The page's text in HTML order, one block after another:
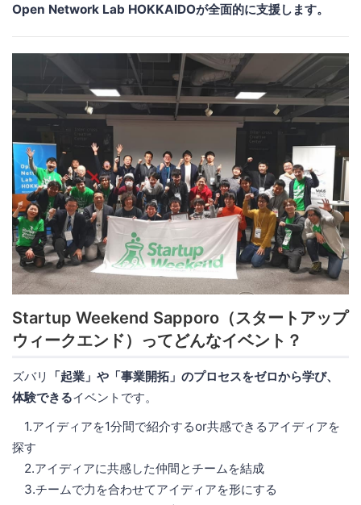
Open Network Lab HOKKAIDOが全面的に支援します。
Startup Weekend Sapporo（スタートアップ
ウィークエンド）ってどんなイベント？
ズバリ
「起業」や「事業開拓」のプロセスをゼロから学び、
体験できるイベントです。
1.アイディアを1分間で紹介するor共感できるアイディアを
探す
2.アイディアに共感した仲間とチームを結成
3.チームで力を合わせてアイディアを形にする